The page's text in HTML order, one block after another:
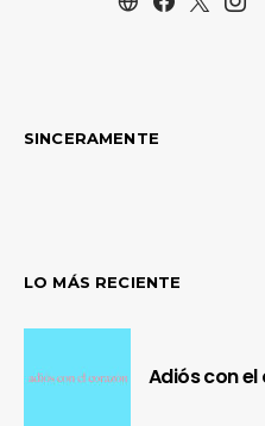
SINCERAMENTE
LO MÁS RECIENTE
Adiós con